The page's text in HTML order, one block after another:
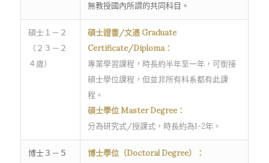
無教授國內所謂的共同科目。
碩士１－２
（２３－２
４歲）
碩士證書/文憑 Graduate
Certificate/Diploma：
專業學習課程，時長約半年至一年，可銜接
碩士學位課程，但並非所有科系都有此課
程。
碩士學位 Master Degree：
分為研究式/授課式，時長約為1-2年。
博士３－５
博士學位（Doctoral Degree）：